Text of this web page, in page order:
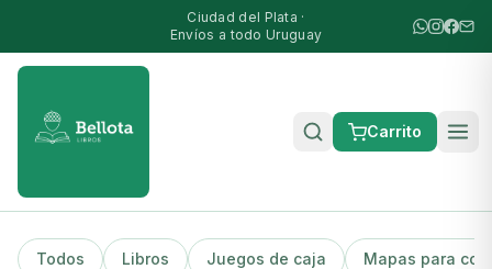
Ciudad del Plata ·
Envíos a todo Uruguay
Carrito
Todos Libros Juegos de caja Mapas para